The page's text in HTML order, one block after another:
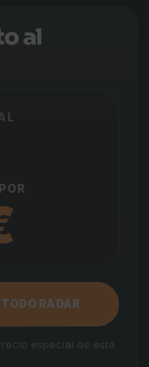
al
RADAR
especial de esta